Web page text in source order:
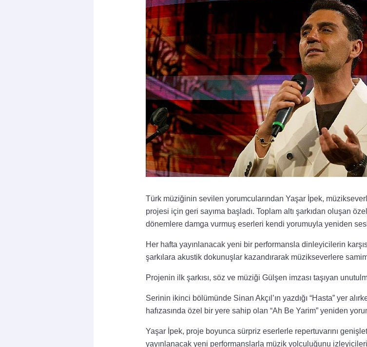
Türk müziğinin sevilen yorumcularından Yaşar İpek,
projesi için geri sayıma başladı. Toplam altı şarkıdan oluşan
dönemlere damga vurmuş eserleri kendi yorumuyla yeniden
Her hafta yayınlanacak yeni bir performansla dinleyicilerin
şarkılara akustik dokunuşlar kazandırarak müzikseverlere
Projenin ilk şarkısı, söz ve müziği Gülşen imzası taşıyan
Serinin ikinci bölümünde Sinan Akçıl’ın yazdığı “Hasta” yer
hafızasında özel bir yere sahip olan “Ah Be Yarim” yeniden
Yaşar İpek, proje boyunca sürpriz eserlerle repertuvarını
yayınlanacak yeni performanslarla müzik yolculuğunu